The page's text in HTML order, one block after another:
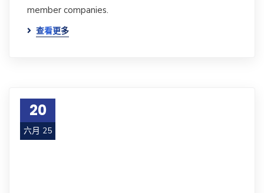
member companies.
查看更多
20
六月 25